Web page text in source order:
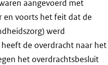
aangevoerd met
en voorts het feit dat de
werd
de overdracht naar het
het overdrachtsbesluit